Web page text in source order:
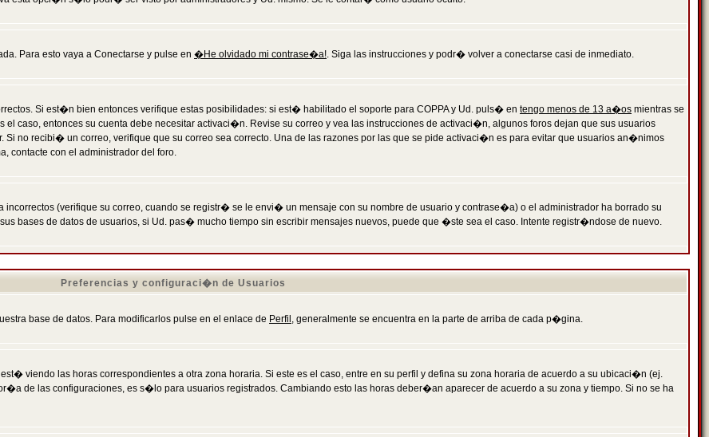
Para esto vaya a Conectarse y pulse en �He olvidado mi contrase�a!. Siga las instrucciones y podr� volver a conectarse casi de inmediato.
Si est�n bien entonces verifique estas posibilidades: si est� habilitado el soporte para COPPA y Ud. puls� en tengo menos de 13 a�os mientras se
caso, entonces su cuenta debe necesitar activaci�n. Revise su correo y vea las instrucciones de activaci�n, algunos foros dejan que sus usuarios
no recibi� un correo, verifique que su correo sea correcto. Una de las razones por las que se pide activaci�n es para evitar que usuarios an�nimos
contacte con el administrador del foro.
(verifique su correo, cuando se registr� se le envi� un mensaje con su nombre de usuario y contrase�a) o el administrador ha borrado su
bases de datos de usuarios, si Ud. pas� mucho tiempo sin escribir mensajes nuevos, puede que �ste sea el caso. Intente registr�ndose de nuevo.
Preferencias y configuraci�n de Usuarios
base de datos. Para modificarlos pulse en el enlace de Perfil , generalmente se encuentra en la parte de arriba de cada p�gina.
viendo las horas correspondientes a otra zona horaria. Si este es el caso, entre en su perfil y defina su zona horaria de acuerdo a su ubicaci�n (ej.
de las configuraciones, es s�lo para usuarios registrados. Cambiando esto las horas deber�an aparecer de acuerdo a su zona y tiempo. Si no se ha